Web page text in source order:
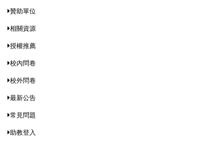
贊助單位
相關資源
授權推薦
校內問卷
校外問卷
最新公告
常見問題
助教登入